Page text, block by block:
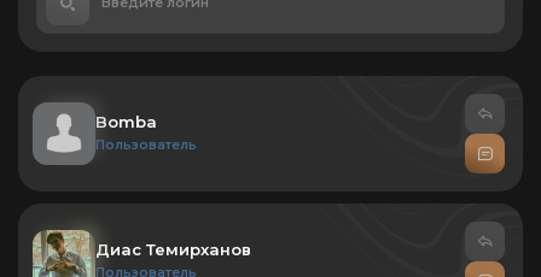
Bomba
Пользователь
Диас Темирханов
Пользователь